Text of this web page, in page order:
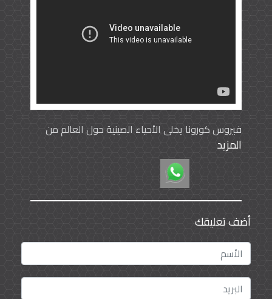
فيروس كورونا يخلي الأحياء الصينية حول العالم من
مرتاديها
المزيد
أضف تعليقك